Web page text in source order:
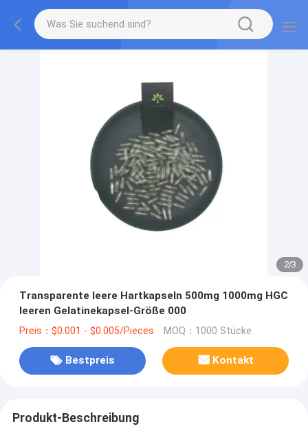
2/3
Transparente leere Hartkapseln 500mg 1000mg HGC
leeren Gelatinekapsel-Größe 000
Preis：$0.001 - $0.005/Pieces MOQ：1000 Stücke
Bestpreis Kontakt
Produkt-Beschreibung